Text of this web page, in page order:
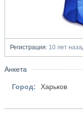
Регистрация:10 лет
Анкета
Город: Харьков